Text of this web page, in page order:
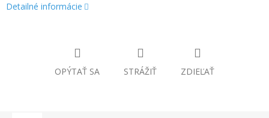
Detailné informácie
OPÝTAŤ SA STRÁŽIŤ ZDIEĽAŤ